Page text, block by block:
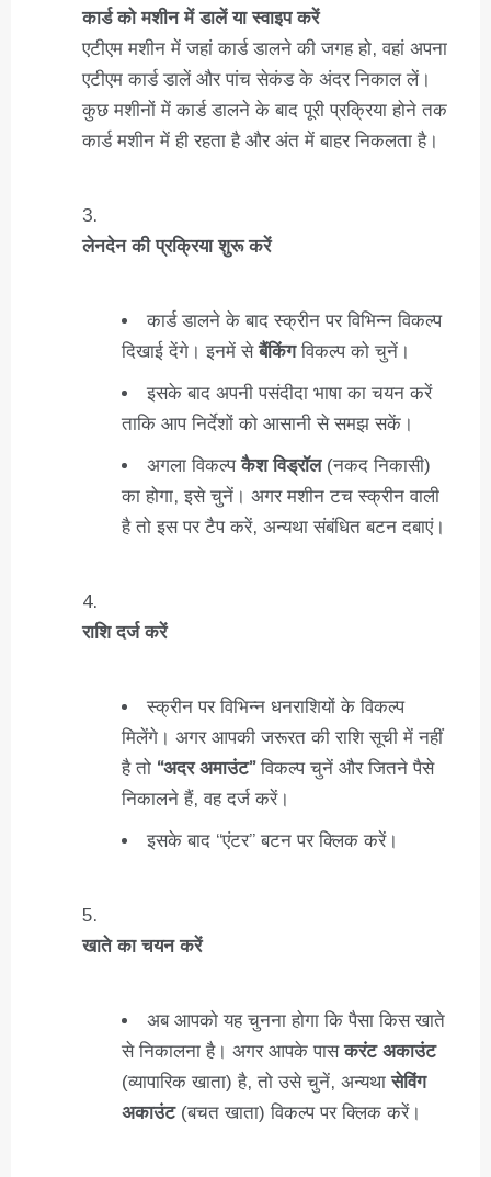
कार्ड को मशीन में डालें या स्वाइप करें
एटीएम मशीन में जहां कार्ड डालने की जगह हो, वहां अपना
एटीएम कार्ड डालें और पांच सेकंड के अंदर निकाल लें।
कुछ मशीनों में कार्ड डालने के बाद पूरी प्रक्रिया होने तक
कार्ड मशीन में ही रहता है और अंत में बाहर निकलता है।
लेनदेन की प्रक्रिया शुरू करें
कार्ड डालने के बाद स्क्रीन पर विभिन्न विकल्प
दिखाई देंगे। इनमें सेबैंकिंगविकल्प को चुनें।
इसके बाद अपनी पसंदीदा भाषा का चयन करें
ताकि आप निर्देशों को आसानी से समझ सकें।
अगला विकल्पकैश विड्रॉल(नकद निकासी)
का होगा, इसे चुनें। अगर मशीन टच स्क्रीन वाली
है तो इस पर टैप करें, अन्यथा संबंधित बटन दबाएं।
राशि दर्ज करें
स्क्रीन पर विभिन्न धनराशियों के विकल्प
मिलेंगे। अगर आपकी जरूरत की राशि सूची में नहीं
है तो “अदर अमाउंट”विकल्प चुनें और जितने पैसे
निकालने हैं, वह दर्ज करें।
इसके बाद “एंटर” बटन पर क्लिक करें।
खाते का चयन करें
अब आपको यह चुनना होगा कि पैसा किस खाते
से निकालना है। अगर आपके पासकरंट अकाउंट
(व्यापारिक खाता) है, तो उसे चुनें, अन्यथासेविंग
अकाउंट(बचत खाता) विकल्प पर क्लिक करें।